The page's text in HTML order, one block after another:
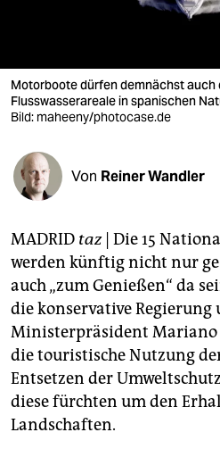
verlag
veranstaltungen
shop
fragen & hilfe
abo
genossenschaft
epaper login
Motorboote dürfen demnächst auch
Flusswasserareale in spanischen
Bild: maheeny/photocase.de
Von Reiner Wandler
MADRID taz Die 15
werden künftig nicht nur
auch „zum Genießen“ da
die konservative Regierung
Ministerpräsident Mariano
die touristische Nutzung
Entsetzen der
diese fürchten um den
Landschaften.